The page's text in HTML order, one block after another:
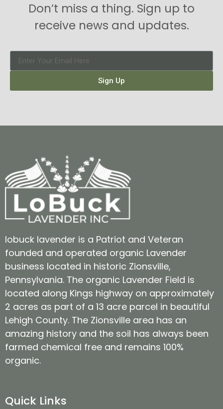
Don’t miss a thing. Sign up to
receive news and updates.
Sign Up
lobuck lavender is a Patriot and Veteran
founded and operated organic Lavender
business located in historic Zionsville,
Pennsylvania. The organic Lavender Field is
located along Kings highway on approximately
2 acres as part of a 13 acre parcel in beautiful
Lehigh County. The Zionsville area has an
amazing history and the soil has always been
farmed chemical free and remains 100%
organic.
Quick Links